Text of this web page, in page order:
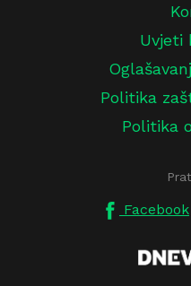
Uvjeti
Politika
Politika
Facebook